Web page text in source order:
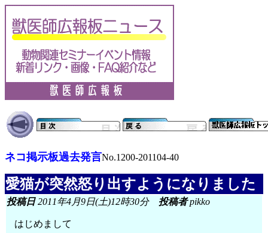
ネコ掲示板過去発言No.1200-201104-40
愛猫が突然怒り出すようになりました
投稿日2011年4月9日(土)12時30分 投稿者pikko
はじめまして